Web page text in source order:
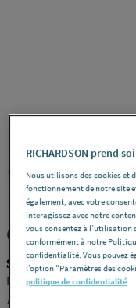
SCHNEIDER
REF : 242NE
COFFRET -
SCHNEIDER
Resi9 -DésignationPorte
Référence
RICHARDSON prend
Nous utilisons des cookies et
fonctionnement de notre site
également, avec votre
interagissez avec notre
vous consentez à l’utilisation
conformément à notre
confidentialité. Vous pouvez
l’option "Paramètres des
politique de confidentialité